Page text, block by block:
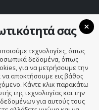
σας
τεχνολογίες, όπως
δεδομένα, όπως
για να μετρήσουμε την
αποκτήσουμε εις βάθος
Κάντε κλικ παρακάτω
της τεχνολογίας και την
για αυτούς τους